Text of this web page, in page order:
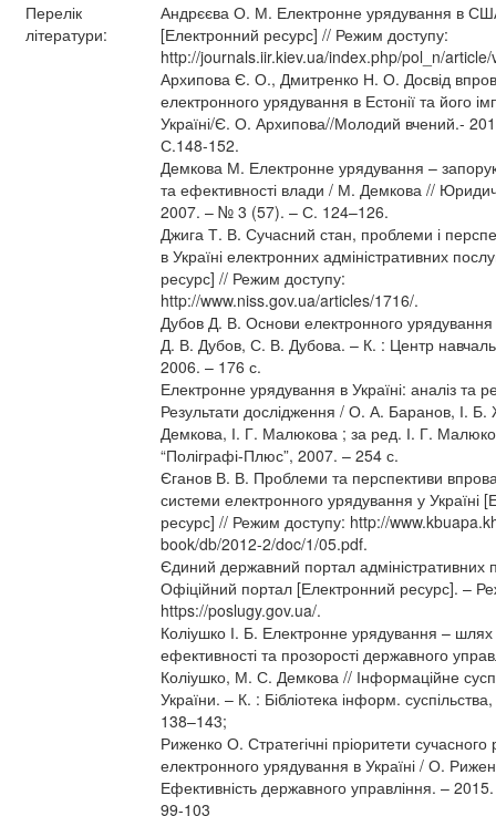
Перелік
літератури:
Андрєєва О. М. Електронне урядування в
[Електронний ресурс] // Режим доступу:
http://journals.iir.kiev.ua/index.php/pol_n/
Архипова Є. О., Дмитренко Н. О. Досвід
електронного урядування в Естонії та його
Україні/Є. О. Архипова//Молодий вчений.-
С.148-152.
Демкова М. Електронне урядування –
та ефективності влади / М. Демкова //
2007. – № 3 (57). – С. 124–126.
Джига Т. В. Сучасний стан, проблеми і
в Україні електронних адміністративних
ресурс] // Режим доступу:
http://www.niss.gov.ua/articles/1716/.
Дубов Д. В. Основи електронного урядування
Д. В. Дубов, С. В. Дубова. – К. : Центр
2006. – 176 с.
Електронне урядування в Україні: аналіз та
Результати дослідження / О. А. Баранов, І.
Демкова, І. Г. Малюкова ; за ред. І. Г.
“Поліграфі-Плюс”, 2007. – 254 с.
Єганов В. В. Проблеми та перспективи
системи електронного урядування у Україні
ресурс] // Режим доступу: http://
book/db/2012-2/doc/1/05.pdf.
Єдиний державний портал адміністративних
Офіційний портал [Електронний ресурс]. –
https://poslugy.gov.ua/.
Коліушко І. Б. Електронне урядування –
ефективності та прозорості державного
Коліушко, М. С. Демкова // Інформаційне
України. – К. : Бібліотека інформ.
138–143;
Риженко О. Стратегічні пріоритети сучасного
електронного урядування в Україні / О.
Ефективність державного управління. –
99-103